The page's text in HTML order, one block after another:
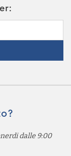
dalle 9:00